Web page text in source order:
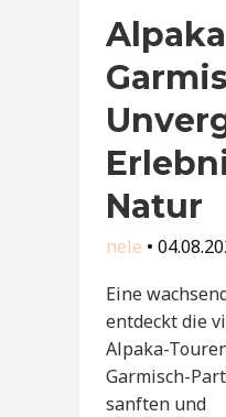
Natur
nele •
Eine
entdeckt die
Alpaka-
Garmisch-
sanften und